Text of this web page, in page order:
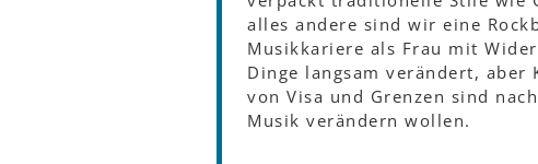
alles andere sind wir eine
Musikkariere als Frau mit
Dinge langsam verändert,
von Visa und Grenzen sind
Musik verändern wollen.